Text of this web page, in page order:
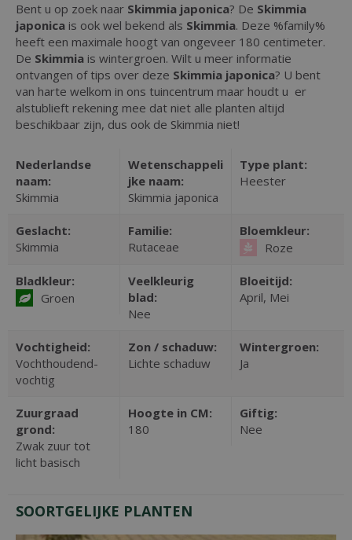
Bent u op zoek naar Skimmia japonica? De Skimmia
japonica is ook wel bekend als Skimmia. Deze %family%
heeft een maximale hoogt van ongeveer 180 centimeter.
De Skimmia is wintergroen. Wilt u meer informatie
ontvangen of tips over deze Skimmia japonica? U bent
van harte welkom in ons tuincentrum maar houdt u er
alstublieft rekening mee dat niet alle planten altijd
beschikbaar zijn, dus ook de Skimmia niet!
Nederlandse
naam:
Skimmia
Wetenschappeli
jke naam:
Skimmia japonica
Type plant:
Heester
Geslacht:
Skimmia
Familie:
Rutaceae
Bloemkleur:
Roze
Bladkleur:
Groen
Veelkleurig
blad:
Nee
Bloeitijd:
April, Mei
Vochtigheid:
Vochthoudend-
vochtig
Zon / schaduw:
Lichte schaduw
Wintergroen:
Ja
Zuurgraad
grond:
Zwak zuur tot
licht basisch
Hoogte in CM:
180
Giftig:
Nee
SOORTGELIJKE PLANTEN